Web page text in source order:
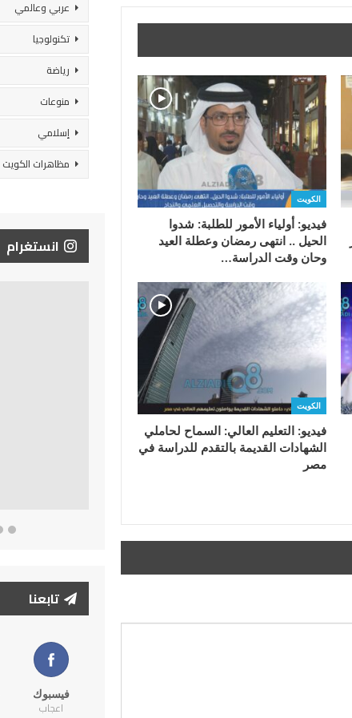
الكويت
فيديو: أولياء الأمور للطلبة: شدوا
الحيل .. انتهى رمضان وعطلة العيد
وحان وقت الدراسة…
الكويت
فيديو: التعليم العالي: السماح لحاملي
الشهادات القديمة بالتقدم للدراسة في
مصر
عربي وعالمي
تكنولوجيا
رياضة
منوعات
إسلامي
مظاهرات الكويت
انستغرام
تابعنا
فيسبوك
اعجاب